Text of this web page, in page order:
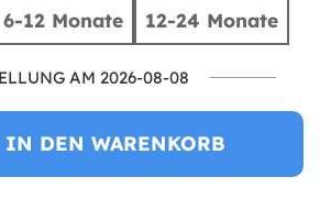
6-12 Monate 12-24 Monate
AM 2026-08-08
IN DEN WARENKORB